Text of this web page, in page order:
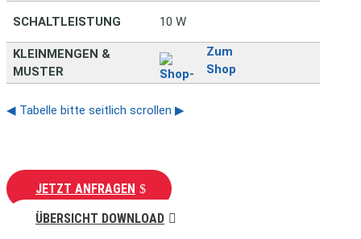
SCHALTLEISTUNG 10 W
KLEINMENGEN &
MUSTER
Zum
Shop
◀ Tabelle bitte seitlich scrollen ▶
JETZT ANFRAGEN
ÜBERSICHT DOWNLOAD